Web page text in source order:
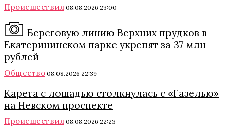
Происшествия 08.08.2026 23:00
Береговую линию Верхних прудков в
Екатерининском парке укрепят за 37 млн
рублей
Общество 08.08.2026 22:39
Карета с лошадью столкнулась с «Газелью»
на Невском проспекте
Происшествия 08.08.2026 22:23